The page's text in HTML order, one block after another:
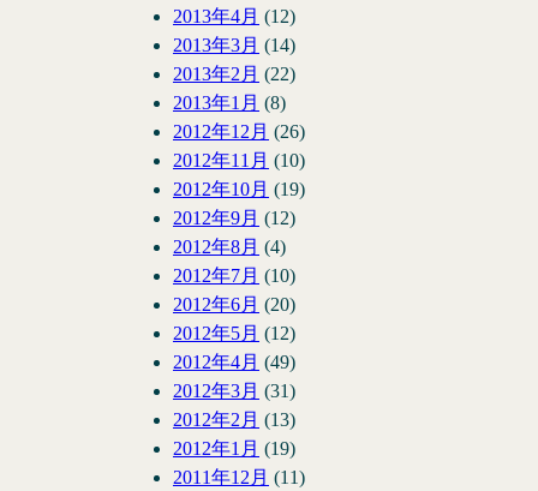
2013年4月 (12)
2013年3月 (14)
2013年2月 (22)
2013年1月 (8)
2012年12月 (26)
2012年11月 (10)
2012年10月 (19)
2012年9月 (12)
2012年8月 (4)
2012年7月 (10)
2012年6月 (20)
2012年5月 (12)
2012年4月 (49)
2012年3月 (31)
2012年2月 (13)
2012年1月 (19)
2011年12月 (11)